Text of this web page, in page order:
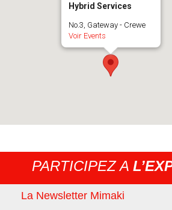
Hybrid Services
No.3, Gateway - Crewe
Voir Events
PARTICIPEZ A
La Newsletter Mimaki